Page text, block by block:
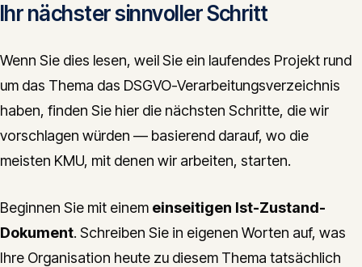
Ihr nächster sinnvoller Schritt
Wenn Sie dies lesen, weil Sie ein laufendes Projekt rund
um das Thema das DSGVO-Verarbeitungsverzeichnis
haben, finden Sie hier die nächsten Schritte, die wir
vorschlagen würden — basierend darauf, wo die
meisten KMU, mit denen wir arbeiten, starten.
Beginnen Sie mit einem einseitigen Ist-Zustand-
Dokument. Schreiben Sie in eigenen Worten auf, was
Ihre Organisation heute zu diesem Thema tatsächlich